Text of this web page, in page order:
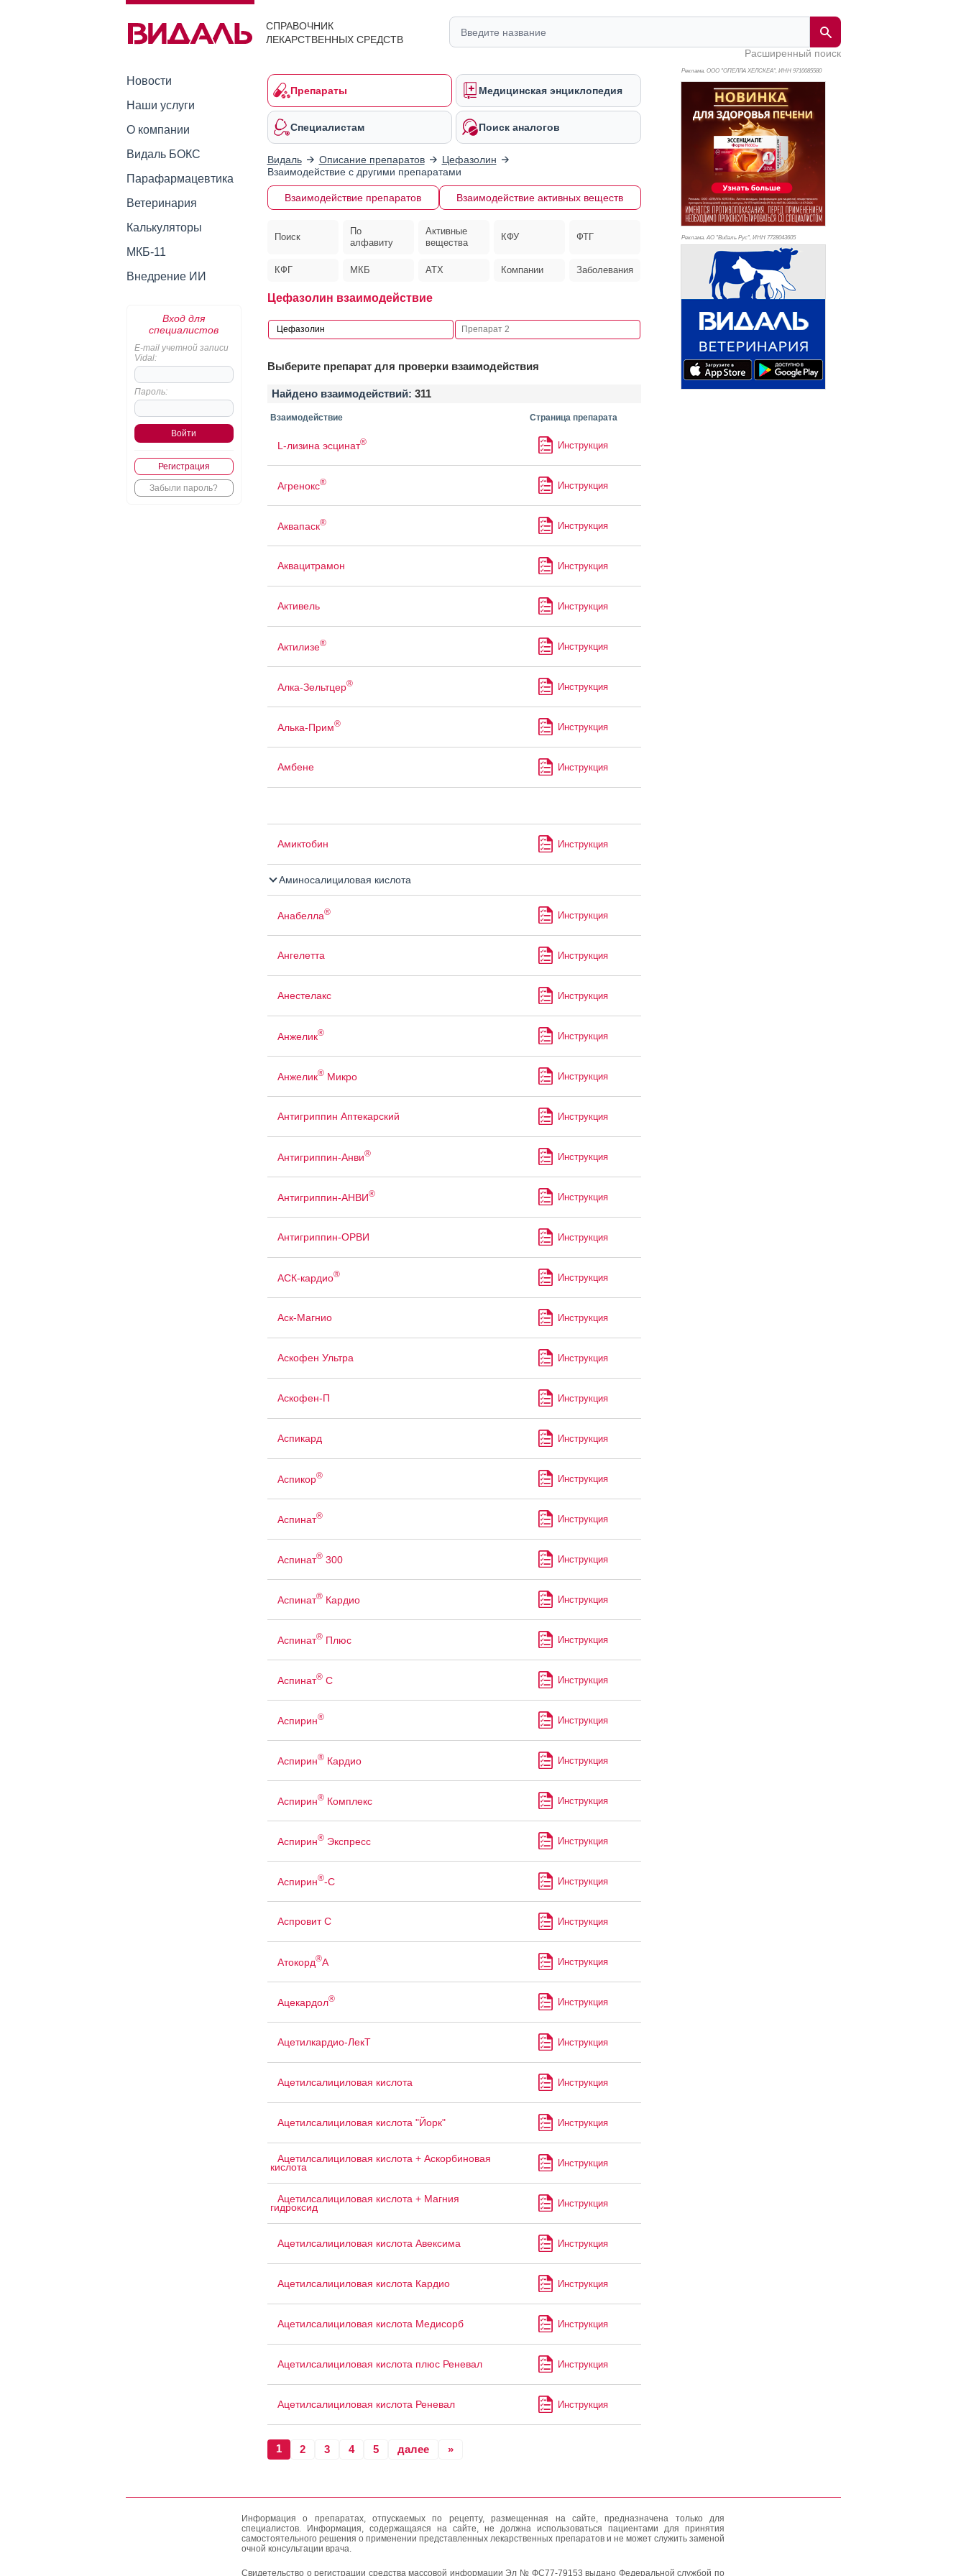
СПРАВОЧНИК
ЛЕКАРСТВЕННЫХ СРЕДСТВ
Расширенный поиск
Новости
Наши услуги
О компании
Видаль БОКС
Парафармацевтика
Ветеринария
Калькуляторы
МКБ-11
Внедрение ИИ
Вход для
специалистов
E-mail учетной записи
Vidal:
Пароль:
Регистрация
Забыли пароль?
Препараты Медицинская энциклопедия
Специалистам Поиск аналогов
Видаль Описание препаратов
Цефазолин
Взаимодействие с другими препаратами
Взаимодействие препаратов Взаимодействие активных веществ
Поиск
По
алфавиту
Активные
вещества
КФУ ФТГ
КФГ МКБ АТХ Компании Заболевания
Цефазолин взаимодействие
Выберите препарат для проверки взаимодействия
Найдено взаимодействий: 311
Взаимодействие Страница препарата
L-лизина эсцинат® Инструкция
Агренокс® Инструкция
Аквапаск® Инструкция
Аквацитрамон Инструкция
Активель Инструкция
Актилизе® Инструкция
Алка-Зельтцер® Инструкция
Алька-Прим® Инструкция
Амбене Инструкция
Амиктобин Инструкция
Аминосалициловая кислота
Анабелла® Инструкция
Ангелетта Инструкция
Анестелакс Инструкция
Анжелик® Инструкция
Анжелик®Микро Инструкция
Антигриппин Аптекарский Инструкция
Антигриппин-Анви® Инструкция
Антигриппин-АНВИ® Инструкция
Антигриппин-ОРВИ Инструкция
АСК-кардио® Инструкция
Аск-Магнио Инструкция
Аскофен Ультра Инструкция
Аскофен-П Инструкция
Аспикард Инструкция
Аспикор® Инструкция
Аспинат® Инструкция
Аспинат®300 Инструкция
Аспинат®Кардио Инструкция
Аспинат®Плюс Инструкция
Аспинат®С Инструкция
Аспирин® Инструкция
Аспирин®Кардио Инструкция
Аспирин®Комплекс Инструкция
Аспирин®Экспресс Инструкция
Аспирин®-С Инструкция
Аспровит С Инструкция
Атокорд®А Инструкция
Ацекардол® Инструкция
Ацетилкардио-ЛекТ Инструкция
Ацетилсалициловая кислота Инструкция
Ацетилсалициловая кислота "Йорк" Инструкция
Ацетилсалициловая кислота + Аскорбиновая
кислота Инструкция
Ацетилсалициловая кислота + Магния
гидроксид Инструкция
Ацетилсалициловая кислота Авексима Инструкция
Ацетилсалициловая кислота Кардио Инструкция
Ацетилсалициловая кислота Медисорб Инструкция
Ацетилсалициловая кислота плюс Реневал Инструкция
Ацетилсалициловая кислота Реневал Инструкция
1 2 3 4 5 далее »
Реклама. ООО "ОПЕЛЛА ХЕЛСКЕА", ИНН 9710085580
Реклама. АО "Видаль Рус", ИНН 7728043605
Информация о препаратах, отпускаемых по рецепту, размещенная на сайте, предназначена только для
специалистов. Информация, содержащаяся на сайте, не должна использоваться пациентами для принятия
самостоятельного решения о применении представленных лекарственных препаратов и не может служить заменой
очной консультации врача.
Свидетельство о регистрации средства массовой информации Эл № ФС77-79153 выдано Федеральной службой по